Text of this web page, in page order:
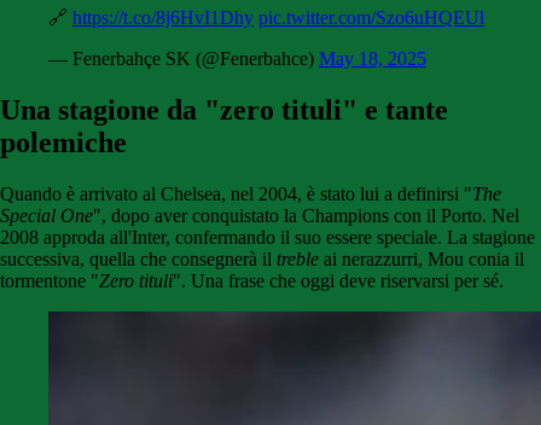
🔗 https://t.co/8j6HvI1Dhy pic.twitter.com/Szo6uHQEUl
— Fenerbahçe SK (@Fenerbahce) May 18, 2025
Una stagione da "zero tituli" e tante
polemiche
Quando è arrivato al Chelsea, nel 2004, è stato lui a definirsi "The
Special One", dopo aver conquistato la Champions con il Porto. Nel
2008 approda all'Inter, confermando il suo essere speciale. La stagione
successiva, quella che consegnerà il treble ai nerazzurri, Mou conia il
tormentone "Zero tituli". Una frase che oggi deve riservarsi per sé.